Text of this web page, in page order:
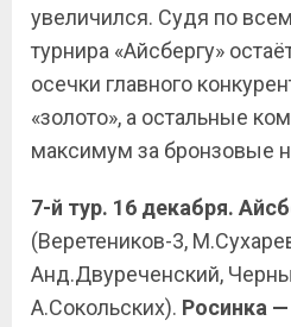
увеличился. Судя по
турнира «Айсбергу»
осечки главного
«золото», а остальные
максимум за бронзовые
7-й тур. 16 декабря.
(Веретеников-3,
Анд.Двуреченский,
А.Сокольских). Росинка